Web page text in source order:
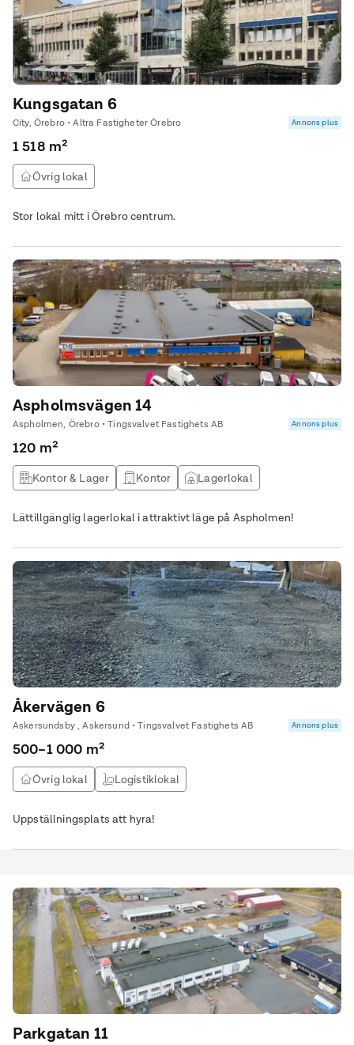
Kungsgatan 6
City, Örebro • Altra Fastigheter Örebro Annons plus
1 518 m²
Övrig lokal
Stor lokal mitt i Örebro centrum.
Aspholmsvägen 14
Aspholmen, Örebro • Tingsvalvet Fastighets AB Annons plus
120 m²
Kontor & Lager Kontor
Lagerlokal
Lättillgänglig lagerlokal i attraktivt läge på Aspholmen!
Åkervägen 6
Askersundsby , Askersund • Tingsvalvet Fastighets AB Annons plus
500–1 000 m²
Övrig lokal Logistiklokal
Uppställningsplats att hyra!
Parkgatan 11